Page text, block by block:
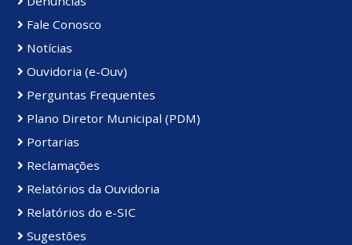
Fale Conosco
Notícias
Ouvidoria (e-Ouv)
Perguntas Frequentes
Plano Diretor Municipal (PDM)
Portarias
Reclamações
Relatórios da Ouvidoria
Relatórios do e-SIC
Sugestões